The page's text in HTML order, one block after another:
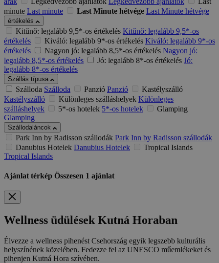
minute Last minute Last Minute hétvége Last Minute hétvége
értékelés
Kitűnő: legalább 9,5*-os értékelés Kitűnő: legalább 9,5*-os
értékelés
Kiváló: legalább 9*-os értékelés Kiváló: legalább 9*-os
értékelés
Nagyon jó: legalább 8,5*-os értékelés Nagyon jó:
legalább 8,5*-os értékelés
Jó: legalább 8*-os értékelés Jó:
legalább 8*-os értékelés
Szállás típusa
Szálloda Szálloda Panzió Panzió
Kastélyszálló
Kastélyszálló
Különleges szálláshelyek Különleges
szálláshelyek
5*-os hotelek 5*-os hotelek
Glamping
Glamping
Szállodaláncok
Park Inn by Radisson szállodák Park Inn by Radisson szállodák
Danubius Hotelek Danubius Hotelek
Tropical Islands
Tropical Islands
Ajánlat térkép Összesen 1 ajánlat
Wellness üdülések Kutná Horaban
Élvezze a wellness pihenést Csehország egyik legszebb kulturális
helyszínének közelében. Fedezze fel az UNESCO műemlékeket és
pihenjen Kutná Hora szívében.